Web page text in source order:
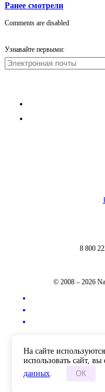
Ранее смотрели
Comments are disabled
Узнавайте первыми:
8 800
© 2008 – 2026
На сайте
использовать сайт, вы
данных. ОК